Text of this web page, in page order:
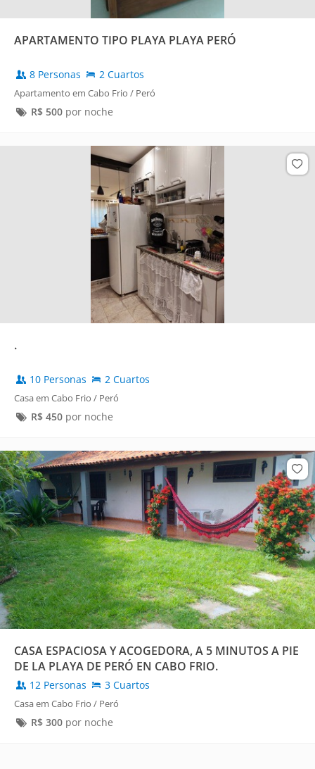
APARTAMENTO TIPO PLAYA PLAYA PERÓ
8 Personas 2 Cuartos
Apartamento em Cabo Frio / Peró
R$ 500por noche
.
10 Personas 2 Cuartos
Casa em Cabo Frio / Peró
R$ 450por noche
CASA ESPACIOSA Y ACOGEDORA, A 5 MINUTOS A PIE
DE LA PLAYA DE PERÓ EN CABO FRIO.
12 Personas 3 Cuartos
Casa em Cabo Frio / Peró
R$ 300por noche